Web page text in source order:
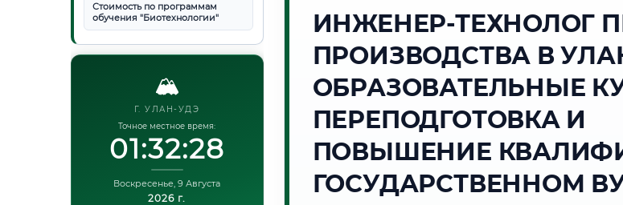
Стоимость по программам
обучения "Биотехнологии"
🏔️
Г. УЛАН-УДЭ
Точное местное время:
01:32:29
Воскресенье, 9 Августа
2026 г.
ИНЖЕНЕР-ТЕХНОЛОГ
ПРОИЗВОДСТВА В
ОБРАЗОВАТЕЛЬНЫЕ
ПЕРЕПОДГОТОВКА И
ПОВЫШЕНИЕ
ГОСУДАРСТВЕННОМ